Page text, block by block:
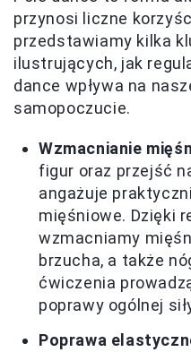
przynosi liczne
przedstawiamy kilka
ilustrujących, jak
dance wpływa na
samopoczucie.
Wzmacnianie
figur oraz przejść
angażuje
mięśniowe. Dzięki
wzmacniamy
brzucha, a także
ćwiczenia
poprawy ogólnej
Poprawa